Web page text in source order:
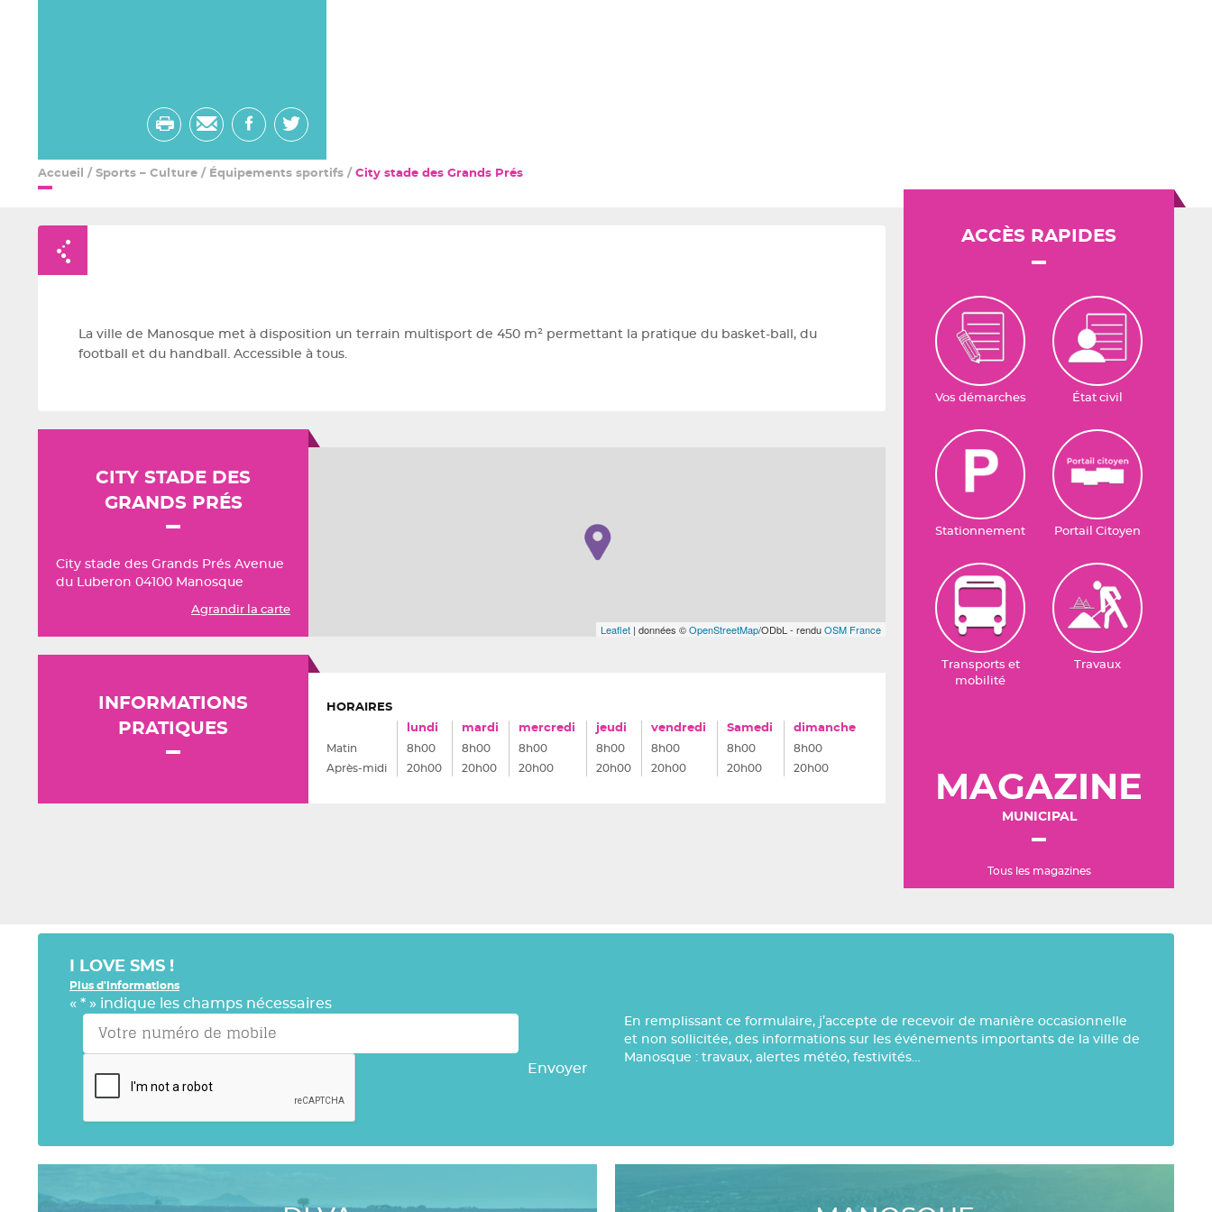
ImprimerEnvoyer
par
Partager
sur
Partager
sur
Accueil / Sports – Culture / Équipements sportifs / City stade des Grands Prés
La ville de Manosque met à disposition un terrain multisport de 450 m² permettant la pratique du basket-ball, du
football et du handball. Accessible à tous.
CITY STADE DES
GRANDS PRÉS
City stade des Grands Prés Avenue
du Luberon 04100 Manosque
Agrandir la carte
Leaflet | données ©OpenStreetMap/ODbL - renduOSM France
INFORMATIONS
PRATIQUES
HORAIRES
lundi
mardi mercredi jeudi vendredi Samedi dimanche
Matin 8h00 8h00 8h00 8h00 8h00 8h00
8h00
Après-midi
20h00 20h00 20h00 20h00 20h00 20h00 20h00
ACCÈS RAPIDES
Vos démarches État civil
Stationnement Portail Citoyen
Transports et
mobilité
Travaux
MAGAZINE
MUNICIPAL
Tous les magazines
I LOVE SMS !
Plus d'informations
« * » indique les champs nécessaires
Envoyer
En remplissant ce formulaire, j’accepte de recevoir de manière occasionnelle
et non sollicitée, des informations sur les événements importants de la ville de
Manosque : travaux, alertes météo, festivités…